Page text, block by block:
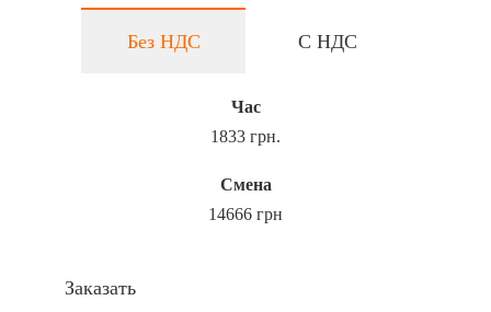
Без НДС С НДС
Час
1833 грн.
Смена
14666 грн
Заказать